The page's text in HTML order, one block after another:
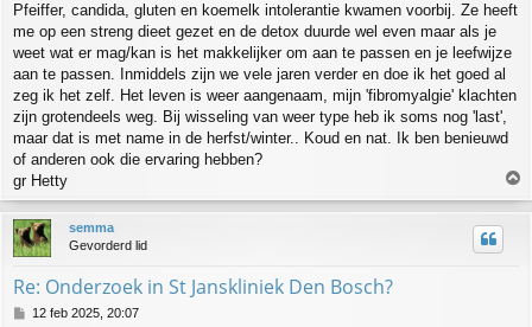
Pfeiffer, candida, gluten en koemelk intolerantie kwamen voorbij. Ze heeft
me op een streng dieet gezet en de detox duurde wel even maar als je
weet wat er mag/kan is het makkelijker om aan te passen en je leefwijze
aan te passen. Inmiddels zijn we vele jaren verder en doe ik het goed al
zeg ik het zelf. Het leven is weer aangenaam, mijn 'fibromyalgie' klachten
zijn grotendeels weg. Bij wisseling van weer type heb ik soms nog 'last',
maar dat is met name in de herfst/winter.. Koud en nat. Ik ben benieuwd
of anderen ook die ervaring hebben?
gr Hetty
h
semma
Gevorderd lid
Re: Onderzoek in St Janskliniek Den Bosch?
B12 feb 2025, 20:07